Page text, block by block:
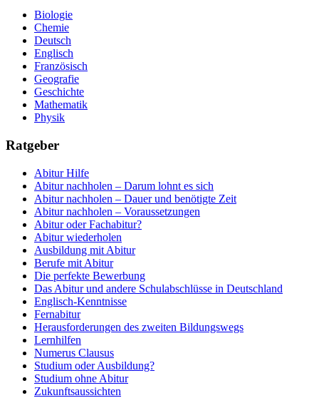
Biologie
Chemie
Deutsch
Englisch
Französisch
Geografie
Geschichte
Mathematik
Physik
Ratgeber
Abitur Hilfe
Abitur nachholen – Darum lohnt es sich
Abitur nachholen – Dauer und benötigte Zeit
Abitur nachholen – Voraussetzungen
Abitur oder Fachabitur?
Abitur wiederholen
Ausbildung mit Abitur
Berufe mit Abitur
Die perfekte Bewerbung
Das Abitur und andere Schulabschlüsse in Deutschland
Englisch-Kenntnisse
Fernabitur
Herausforderungen des zweiten Bildungswegs
Lernhilfen
Numerus Clausus
Studium oder Ausbildung?
Studium ohne Abitur
Zukunftsaussichten